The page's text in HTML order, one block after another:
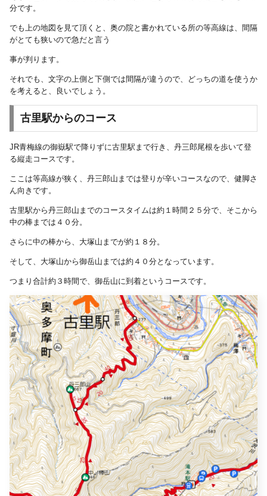
分です。
でも上の地図を見て頂くと、奥の院と書かれている所の等高線は、間隔
がとても狭いので急だと言う
事が判ります。
それでも、文字の上側と下側では間隔が違うので、どっちの道を使うか
を考えると、良いでしょう。
古里駅からのコース
JR青梅線の御嶽駅で降りずに古里駅まで行き、丹三郎尾根を歩いて登
る縦走コースです。
ここは等高線が狭く、丹三郎山までは登りが辛いコースなので、健脚さ
ん向きです。
古里駅から丹三郎山までのコースタイムは約１時間２５分で、そこから
中の棒までは４０分。
さらに中の棒から、大塚山までが約１８分。
そして、大塚山から御岳山までは約４０分となっています。
つまり合計約３時間で、御岳山に到着というコースです。